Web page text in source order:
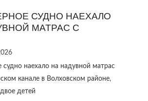
СУДНО НАЕХАЛО
МАТРАС С
наехало на надувной матрас
канале в Волховском районе,
детей